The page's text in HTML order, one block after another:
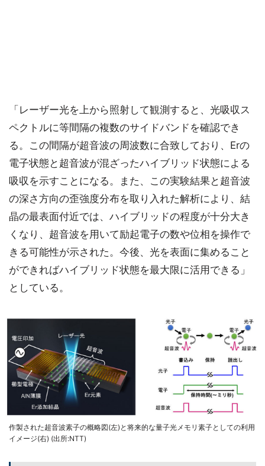
「レーザー光を上から照射して観測すると、光吸収ス
ペクトルに等間隔の複数のサイドバンドを確認でき
る。この間隔が超音波の周波数に合致しており、Erの
電子状態と超音波が混ざったハイブリッド状態による
吸収を示すことになる。また、この実験結果と超音波
の深さ方向の歪強度分布を取り入れた解析により、結
晶の最表面付近では、ハイブリッドの程度が十分大き
くなり、超音波を用いて励起電子の数や位相を操作で
きる可能性が示された。今後、光を表面に集めること
ができればハイブリッド状態を最大限に活用できる」
としている。
作製された超音波素子の概略図(左)と将来的な量子光メモリ素子としての利用
イメージ(右) (出所:NTT)